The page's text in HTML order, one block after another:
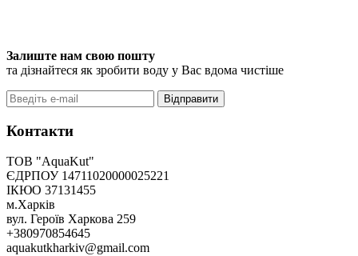
Залиште нам свою пошту
та дізнайтеся як зробити воду у Вас вдома чистіше
Відправити
Контакти
ТОВ "AquaKut"
ЄДРПОУ 14711020000025221
ІКЮО 37131455
м.Харків
вул. Героїв Харкова 259
+380970854645
aquakutkharkiv@gmail.com